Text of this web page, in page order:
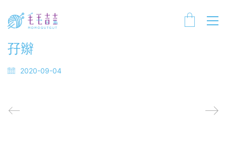
孖辮
2020-09-04